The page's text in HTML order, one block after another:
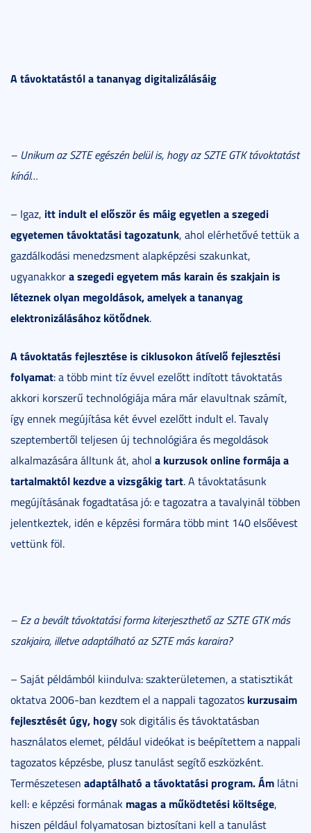
A távoktatástól a tananyag digitalizálásáig
– Unikum az SZTE egészén belül is, hogy az SZTE GTK távoktatást
kínál…
– Igaz, itt indult el először és máig egyetlen a szegedi
egyetemen távoktatási tagozatunk, ahol elérhetővé tettük a
gazdálkodási menedzsment alapképzési szakunkat,
ugyanakkora szegedi egyetem más karain és szakjain is
léteznek olyan megoldások, amelyek a tananyag
elektronizálásához kötődnek.
A távoktatás fejlesztése is ciklusokon átívelő fejlesztési
folyamat: a több mint tíz évvel ezelőtt indított távoktatás
akkori korszerű technológiája mára már elavultnak számít,
így ennek megújítása két évvel ezelőtt indult el. Tavaly
szeptembertől teljesen új technológiára és megoldások
alkalmazására álltunk át, ahol a kurzusok online formája a
tartalmaktól kezdve a vizsgákig tart. A távoktatásunk
megújításának fogadtatása jó: e tagozatra a tavalyinál többen
jelentkeztek, idén e képzési formára több mint 140 elsőévest
vettünk föl.
– Ez a bevált távoktatási forma kiterjeszthető az SZTE GTK más
szakjaira, illetve adaptálható az SZTE más karaira?
– Saját példámból kiindulva: szakterületemen, a statisztikát
oktatva 2006-ban kezdtem el a nappali tagozatos kurzusaim
fejlesztését úgy, hogysok digitális és távoktatásban
használatos elemet, például videókat is beépítettem a nappali
tagozatos képzésbe, plusz tanulást segítő eszközként.
Természetesen adaptálható a távoktatási program. Ám látni
kell: e képzési formának magas a működtetési költsége,
hiszen például folyamatosan biztosítani kell a tanulást